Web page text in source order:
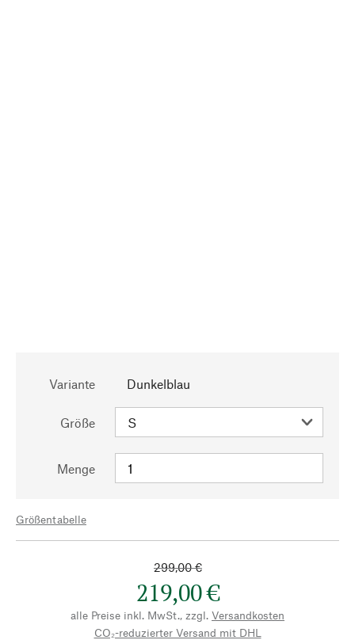
Variante Dunkelblau
Größe
Menge
Größentabelle
299,00 €
219,00 €
alle Preise inkl. MwSt., zzgl. Versandkosten
CO₂-reduzierter Versand mit DHL